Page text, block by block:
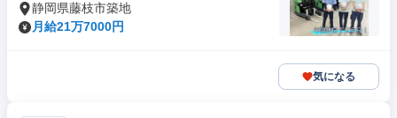
静岡県藤枝市築地
月給21万7000円
気になる